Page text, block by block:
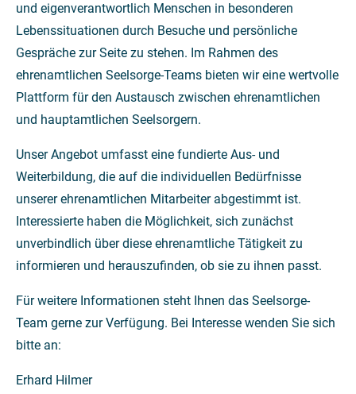
und eigenverantwortlich Menschen in besonderen
Lebenssituationen durch Besuche und persönliche
Gespräche zur Seite zu stehen. Im Rahmen des
ehrenamtlichen Seelsorge-Teams bieten wir eine wertvolle
Plattform für den Austausch zwischen ehrenamtlichen
und hauptamtlichen Seelsorgern.
Unser Angebot umfasst eine fundierte Aus- und
Weiterbildung, die auf die individuellen Bedürfnisse
unserer ehrenamtlichen Mitarbeiter abgestimmt ist.
Interessierte haben die Möglichkeit, sich zunächst
unverbindlich über diese ehrenamtliche Tätigkeit zu
informieren und herauszufinden, ob sie zu ihnen passt.
Für weitere Informationen steht Ihnen das Seelsorge-
Team gerne zur Verfügung. Bei Interesse wenden Sie sich
bitte an:
Erhard Hilmer